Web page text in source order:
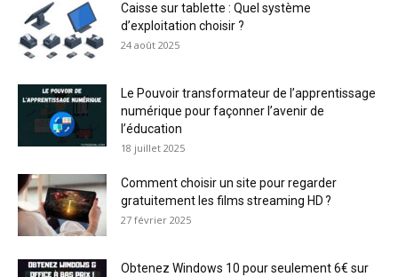
Caisse sur tablette : Quel système
d’exploitation choisir ?
24 août 2025
Le Pouvoir transformateur de l’apprentissage
numérique pour façonner l’avenir de
l’éducation
18 juillet 2025
Comment choisir un site pour regarder
gratuitement les films streaming HD ?
27 février 2025
Obtenez Windows 10 pour seulement 6€ sur